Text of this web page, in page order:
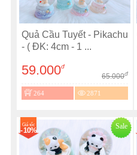
Quả Cầu Tuyết - Pikachu
- ( ĐK: 4cm - 1 ...
59.000đ
65.000đ
264 2871
Sale
Giá sốc
- 10%